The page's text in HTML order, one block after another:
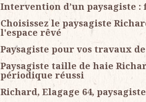
Intervention d’un paysagiste :
Choisissez le paysagiste
l'espace rêvé
Paysagiste pour vos travaux
Paysagiste taille de haie
périodique réussi
Richard, Elagage 64,